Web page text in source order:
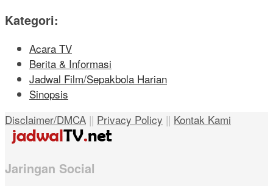
Kategori:
Acara TV
Berita & Informasi
Jadwal Film/Sepakbola Harian
Sinopsis
Disclaimer/DMCA || Privacy Policy || Kontak Kami
Jaringan Social